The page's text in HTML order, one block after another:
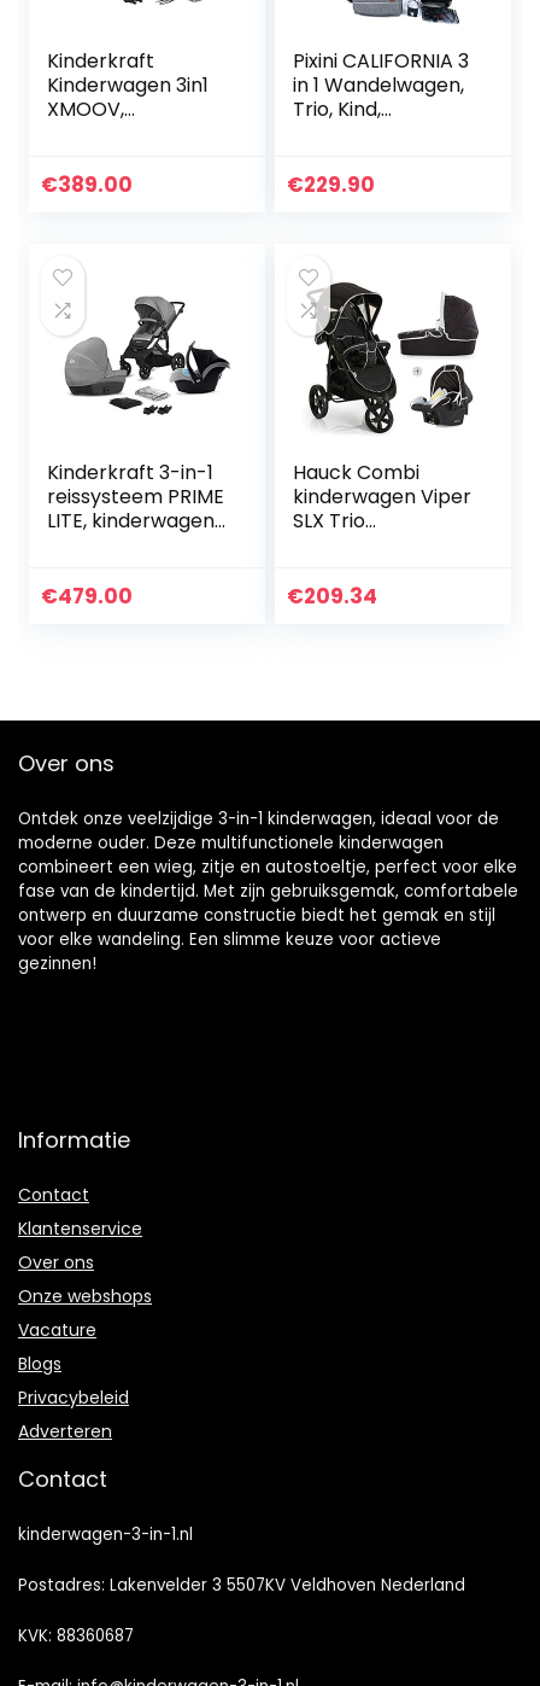
Kinderkraft
Kinderwagen 3in1
XMOOV,
Reissysteem, met
€389.00
Pixini CALIFORNIA 3
in 1 Wandelwagen,
Trio, Kind,
(Goud/Grijs)
€229.90
Kinderkraft 3-in-1
reissysteem PRIME
LITE, kinderwagen,
inklapbaar,
€479.00
Hauck Combi
kinderwagen Viper
SLX Trio
snel
€209.34
Over ons
Ontdek onze veelzijdige 3-in-1 kinderwagen, ideaal voor de
moderne ouder. Deze multifunctionele kinderwagen
combineert een wieg, zitje en autostoeltje, perfect voor elke
fase van de kindertijd. Met zijn gebruiksgemak, comfortabele
ontwerp en duurzame constructie biedt het gemak en stijl
voor elke wandeling. Een slimme keuze voor actieve
gezinnen!
Informatie
Contact
Klantenservice
Over ons
Onze webshops
Vacature
Blogs
Privacybeleid
Adverteren
Contact
kinderwagen-3-in-1.nl
Postadres: Lakenvelder 3 5507KV Veldhoven Nederland
KVK: 88360687